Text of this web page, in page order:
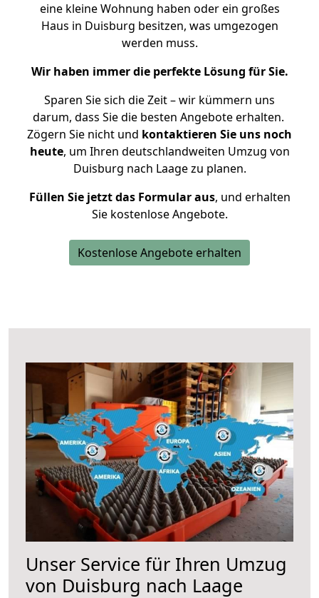
eine kleine Wohnung haben oder ein großes
Haus in Duisburg besitzen, was umgezogen
werden muss.
Wir haben immer die perfekte Lösung für Sie.
Sparen Sie sich die Zeit – wir kümmern uns
darum, dass Sie die besten Angebote erhalten.
Zögern Sie nicht und kontaktieren Sie uns noch
heute, um Ihren deutschlandweiten Umzug von
Duisburg nach Laage zu planen.
Füllen Sie jetzt das Formular aus, und erhalten
Sie kostenlose Angebote.
Kostenlose Angebote erhalten
Unser Service für Ihren Umzug
von Duisburg nach Laage